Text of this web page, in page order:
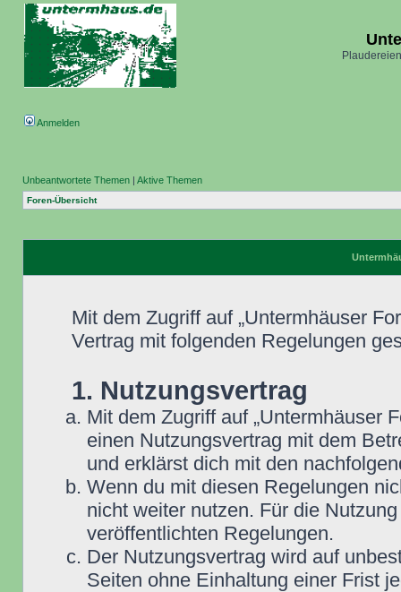
Anmelden
Unbeantwortete Themen | Aktive Themen
Foren-Übersicht
Mit dem Zugriff auf „Untermhäuser
Vertrag mit folgenden Regelungen
1. Nutzungsvertrag
Mit dem Zugriff auf „Untermhäuser
einen Nutzungsvertrag mit dem
und erklärst dich mit den
Wenn du mit diesen Regelungen
nicht weiter nutzen. Für die
veröffentlichten Regelungen.
Der Nutzungsvertrag wird auf
Seiten ohne Einhaltung einer Frist